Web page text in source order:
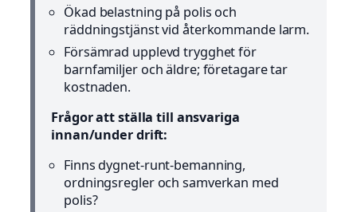
Ökad belastning på polis och
räddningstjänst vid återkommande larm.
Försämrad upplevd trygghet för
barnfamiljer och äldre; företagare tar
kostnaden.
Frågor att ställa till ansvariga
innan/under drift:
Finns dygnet-runt-bemanning,
ordningsregler och samverkan med
polis?